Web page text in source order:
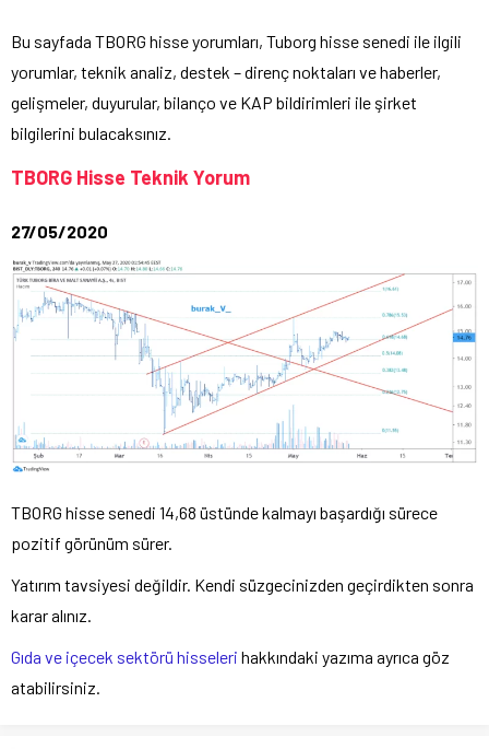
Bu sayfada TBORG hisse yorumları, Tuborg hisse senedi ile ilgili
yorumlar, teknik analiz, destek – direnç noktaları ve haberler,
gelişmeler, duyurular, bilanço ve KAP bildirimleri ile şirket
bilgilerini bulacaksınız.
TBORG Hisse Teknik Yorum
27/05/2020
TBORG hisse senedi 14,68 üstünde kalmayı başardığı sürece
pozitif görünüm sürer.
Yatırım tavsiyesi değildir. Kendi süzgecinizden geçirdikten sonra
karar alınız.
Gıda ve içecek sektörü hisseleri hakkındaki yazıma ayrıca göz
atabilirsiniz.